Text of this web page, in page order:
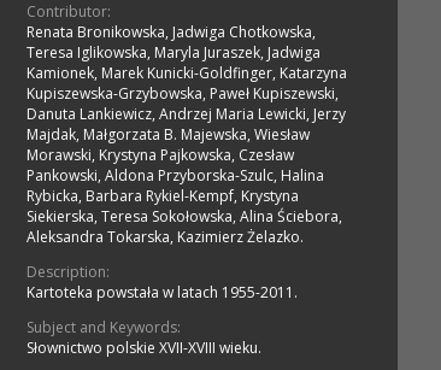
Contributor:
Renata Bronikowska, Jadwiga Chotkowska,
Teresa Iglikowska, Maryla Juraszek, Jadwiga
Kamionek, Marek Kunicki-Goldfinger, Katarzyna
Kupiszewska-Grzybowska, Paweł Kupiszewski,
Danuta Lankiewicz, Andrzej Maria Lewicki, Jerzy
Majdak, Małgorzata B. Majewska, Wiesław
Morawski, Krystyna Pajkowska, Czesław
Pankowski, Aldona Przyborska-Szulc, Halina
Rybicka, Barbara Rykiel-Kempf, Krystyna
Siekierska, Teresa Sokołowska, Alina Ściebora,
Aleksandra Tokarska, Kazimierz Żelazko.
Description:
Kartoteka powstała w latach 1955-2011.
Subject and Keywords:
Słownictwo polskie XVII-XVIII wieku.